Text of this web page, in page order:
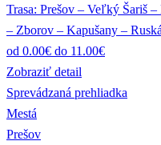
Trasa: Prešov – Veľký Šariš
– Zborov – Kapušany –
od 0.00€ do 11.00€
Zobraziť detail
Sprevádzaná prehliadka
Mestá
Prešov